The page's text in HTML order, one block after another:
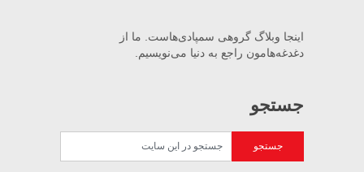
اینجا وبلاگ گروهی سمپادی‌هاست. ما از
دغدغه‌هامون راجع به دنیا می‌نویسیم.
جستجو